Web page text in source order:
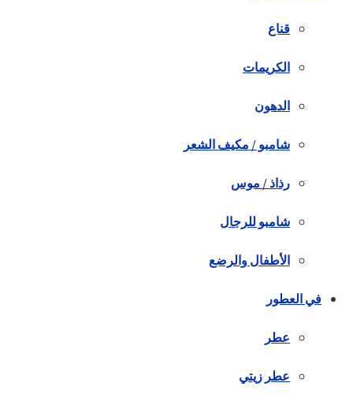
قناع
الكريمات
الدهون
شامبو / مكيف الشعر
رذاذ / موس
شامبو للرجال
الأطفال والرضع
في العطور
عطر
عطر زيتي